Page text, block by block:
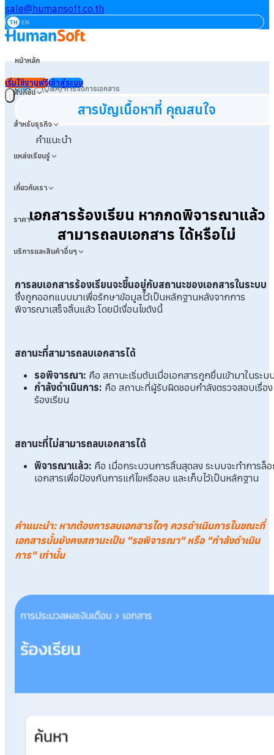
sale@humansoft.co.th
TH EN
หน้าหลัก
ฟังก์ชัน
สำหรับธุรกิจ
แหล่งเรียนรู้
เกี่ยวกับเรา
ราคา
บริการและสินค้าอื่นๆ
เริ่มใช้งานฟรีเข้าสู่ระบบ
Q&A>(Q&A) การจัดการเอกสาร
สารบัญเนื้อหาที่ คุณสนใจ
คำแนะนำ
เอกสารร้องเรียน หากกดพิจารณาแล้ว
สามารถลบเอกสาร ได้หรือไม่
การลบเอกสารร้องเรียนจะขึ้นอยู่กับสถานะของเอกสารในระบบ
ซึ่งถูกออกแบบมาเพื่อรักษาข้อมูลไว้เป็นหลักฐานหลังจากการ
พิจารณาเสร็จสิ้นแล้ว โดยมีเงื่อนไขดังนี้
สถานะที่สามารถลบเอกสารได้
รอพิจารณา: คือ สถานะเริ่มต้นเมื่อเอกสารถูกยื่นเข้ามาในระบ
กำลังดำเนินการ: คือ สถานะที่ผู้รับผิดชอบกำลังตรวจสอบเรื่อง
ร้องเรียน
สถานะที่ไม่สามารถลบเอกสารได้
พิจารณาแล้ว: คือ เมื่อกระบวนการสิ้นสุดลง ระบบจะทำการล็
เอกสารเพื่อป้องกันการแก้ไขหรือลบ และเก็บไว้เป็นหลักฐาน
คำแนะนำ: หากต้องการลบเอกสารใดๆ ควรดำเนินการในขณะที่
เอกสารนั้นยังคงสถานะเป็น "รอพิจารณา" หรือ "กำลังดำเนิน
การ" เท่านั้น